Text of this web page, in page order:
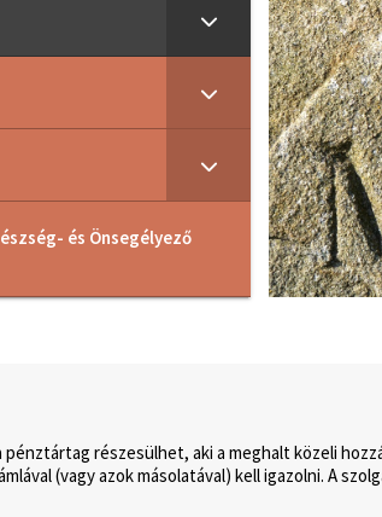
és Önsegélyező
pénztártag részesülhet, aki a meghalt közeli
(vagy azok másolatával) kell igazolni. A